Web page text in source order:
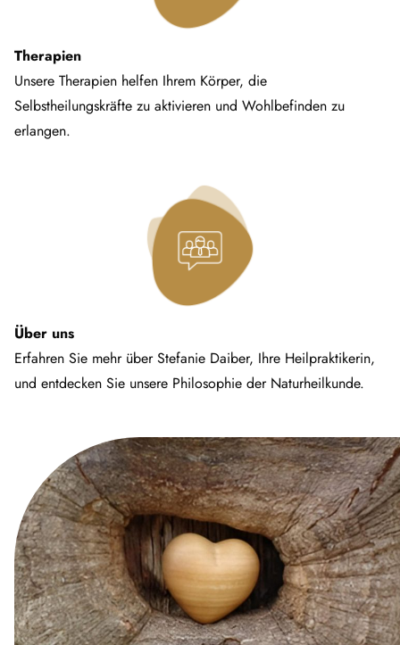
Therapien
Unsere Therapien helfen Ihrem Körper, die
Selbstheilungskräfte zu aktivieren und Wohlbefinden zu
erlangen.
Über uns
Erfahren Sie mehr über Stefanie Daiber, Ihre Heilpraktikerin,
und entdecken Sie unsere Philosophie der Naturheilkunde.